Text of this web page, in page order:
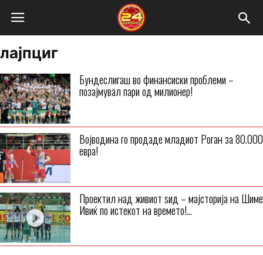
лајпциг
Бундеслигаш во финансиски проблеми –
позајмувал пари од милионер!
Војводина го продаде младиот Роган за 80.000
евра!
Проектил над живиот ѕид – мајсторија на Шиме
Ивиќ по истекот на времето!...